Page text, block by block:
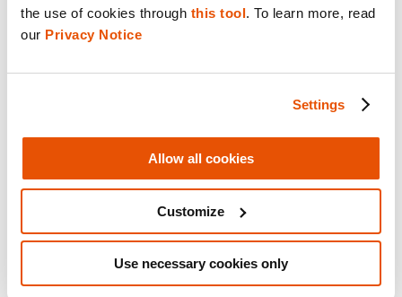
the use of cookies through this tool. To learn more, read
our Privacy Notice
Settings
Allow all cookies
Customize
Use necessary cookies only
Examinateurs
Analyste renseignement
Chef de police
Directeur de la criminalistique
SOLUTIONS DE SÉCURITÉ PUBLIQUE
Gouvernement national et local
Enquêtes criminelles
Administration pénitentiaire